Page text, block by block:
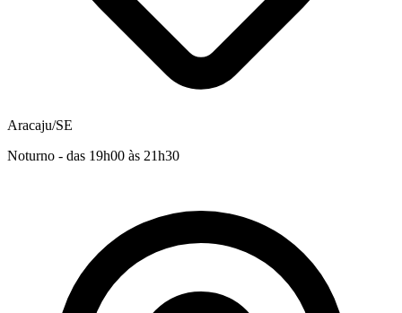
Aracaju/SE
Noturno - das 19h00 às 21h30